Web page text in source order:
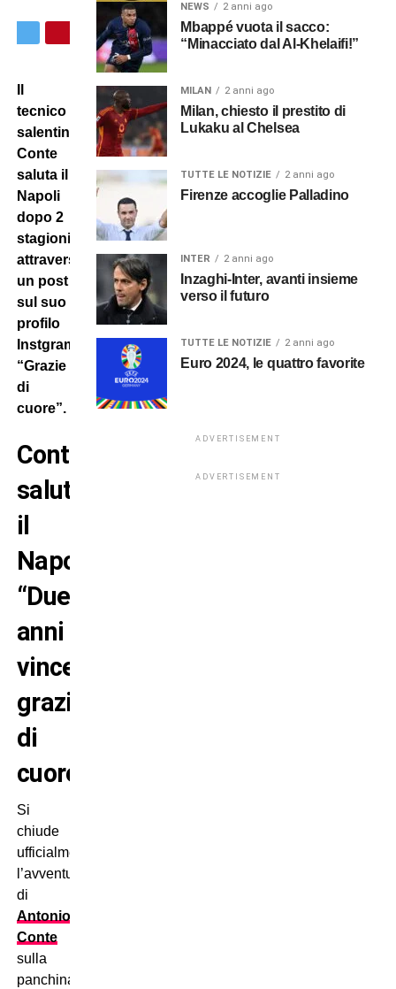
tecnico
salentino
Conte
saluta il
Napoli
dopo 2
stagioni
attraverso
un post
sul suo
profilo
Instgram:
“Grazie
di
cuore”.
Conte
saluta
il
Napoli:
“Due
anni
vincenti,
grazie
di
cuore”
Si
chiude
ufficialmente
l’avventura
di
Antonio
Conte
sulla
panchina
NEWS 2 anni ago
Mbappé vuota il sacco:
“Minacciato dal Al-Khelaifi!”
MILAN 2 anni ago
Milan, chiesto il prestito di
Lukaku al Chelsea
TUTTE LE NOTIZIE 2 anni ago
Firenze accoglie Palladino
INTER 2 anni ago
Inzaghi-Inter, avanti insieme
verso il futuro
TUTTE LE NOTIZIE 2 anni ago
Euro 2024, le quattro favorite
ADVERTISEMENT
ADVERTISEMENT